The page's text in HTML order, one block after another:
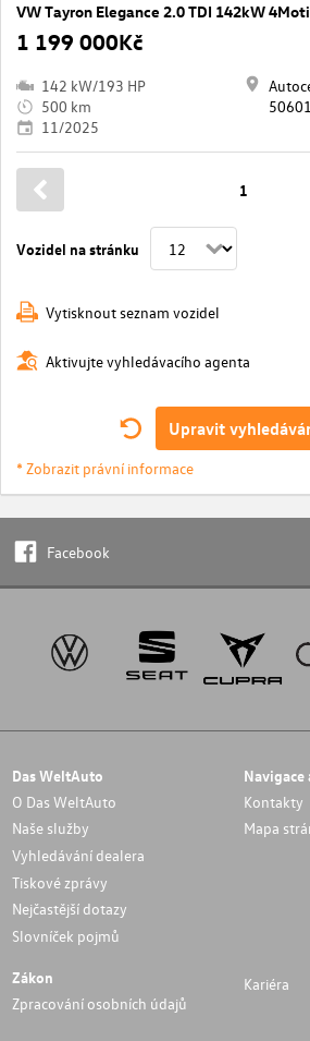
1 199 000Kč
142 kW/193 HP
500 km
11/2025
Vozidel na stránku
1
Vytisknout seznam vozidel
Aktivujte vyhledávacího agenta
Upravit
* Zobrazit právní informace
Facebook
Das WeltAuto
O Das WeltAuto
Naše služby
Vyhledávání dealera
Tiskové zprávy
Nejčastější dotazy
Slovníček pojmů
Kontakty
Mapa
Zákon
Zpracování osobních údajů
Kariéra